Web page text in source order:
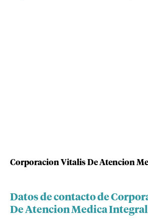
Corporacion Vitalis De Atencion
Datos de contacto de
De Atencion Medica Integral